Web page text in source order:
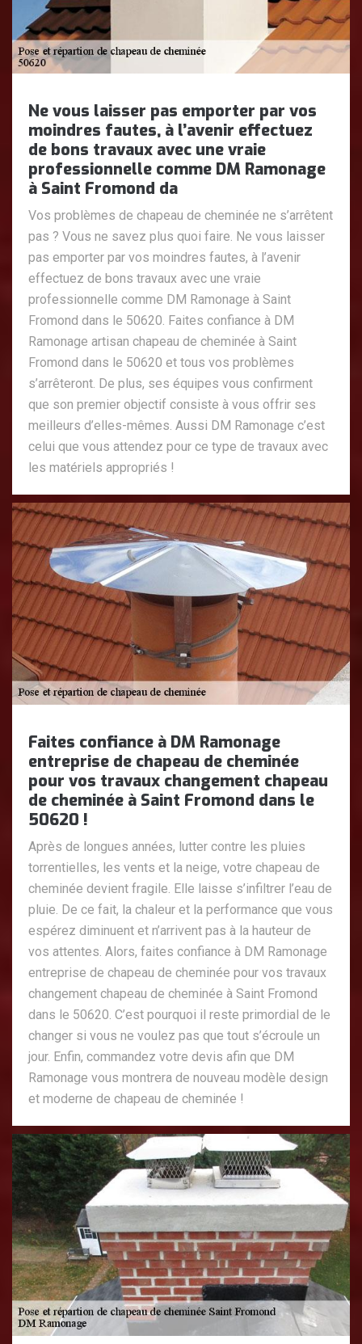
Ne vous laisser pas emporter par vos
moindres fautes, à l’avenir effectuez
de bons travaux avec une vraie
professionnelle comme DM Ramonage
à Saint Fromond da
Vos problèmes de chapeau de cheminée ne s’arrêtent
pas ? Vous ne savez plus quoi faire. Ne vous laisser
pas emporter par vos moindres fautes, à l’avenir
effectuez de bons travaux avec une vraie
professionnelle comme DM Ramonage à Saint
Fromond dans le 50620. Faites confiance à DM
Ramonage artisan chapeau de cheminée à Saint
Fromond dans le 50620 et tous vos problèmes
s’arrêteront. De plus, ses équipes vous confirment
que son premier objectif consiste à vous offrir ses
meilleurs d’elles-mêmes. Aussi DM Ramonage c’est
celui que vous attendez pour ce type de travaux avec
les matériels appropriés !
Faites confiance à DM Ramonage
entreprise de chapeau de cheminée
pour vos travaux changement chapeau
de cheminée à Saint Fromond dans le
50620 !
Après de longues années, lutter contre les pluies
torrentielles, les vents et la neige, votre chapeau de
cheminée devient fragile. Elle laisse s’infiltrer l’eau de
pluie. De ce fait, la chaleur et la performance que vous
espérez diminuent et n’arrivent pas à la hauteur de
vos attentes. Alors, faites confiance à DM Ramonage
entreprise de chapeau de cheminée pour vos travaux
changement chapeau de cheminée à Saint Fromond
dans le 50620. C’est pourquoi il reste primordial de le
changer si vous ne voulez pas que tout s’écroule un
jour. Enfin, commandez votre devis afin que DM
Ramonage vous montrera de nouveau modèle design
et moderne de chapeau de cheminée !